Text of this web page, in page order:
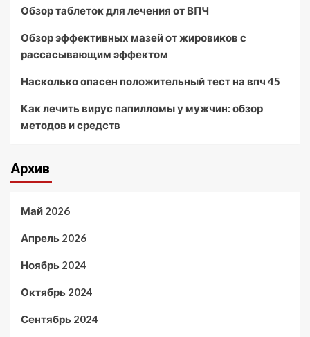
Обзор таблеток для лечения от ВПЧ
Обзор эффективных мазей от жировиков с
рассасывающим эффектом
Насколько опасен положительный тест на впч 45
Как лечить вирус папилломы у мужчин: обзор
методов и средств
Архив
Май 2026
Апрель 2026
Ноябрь 2024
Октябрь 2024
Сентябрь 2024